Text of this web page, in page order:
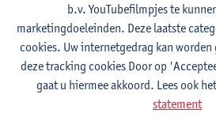
Laboratory Animal Science (core
2E SEM
6studiepunten
Lesgever(s):
Chris Van Ginneken
Bio-ethics
b.v. YouTubefilmpjes te
marketingdoeleinden. Deze laatste
cookies. Uw internetgedrag kan
deze tracking cookies Door op
gaat u hiermee akkoord. Lees ook
statement